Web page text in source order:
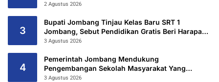
2 Agustus 2026
3
Bupati Jombang Tinjau Kelas Baru SRT 1
Jombang, Sebut Pendidikan Gratis Beri Harapan
Baru
3 Agustus 2026
4
Pemerintah Jombang Mendukung
Pengembangan Sekolah Masyarakat Yang
Kurang Mampu Hingga Hibahkan 6,3 Hektar
3 Agustus 2026